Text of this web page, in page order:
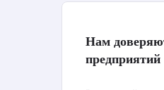
Нам
предприятий